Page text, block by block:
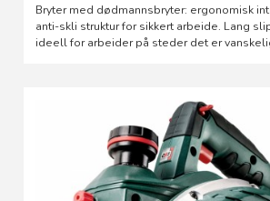
Bryter med dødmannsbryter: ergonomisk
anti-skli struktur for sikkert arbeide. Lang
ideell for arbeider på steder det er